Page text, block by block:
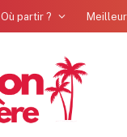
Où partir ?